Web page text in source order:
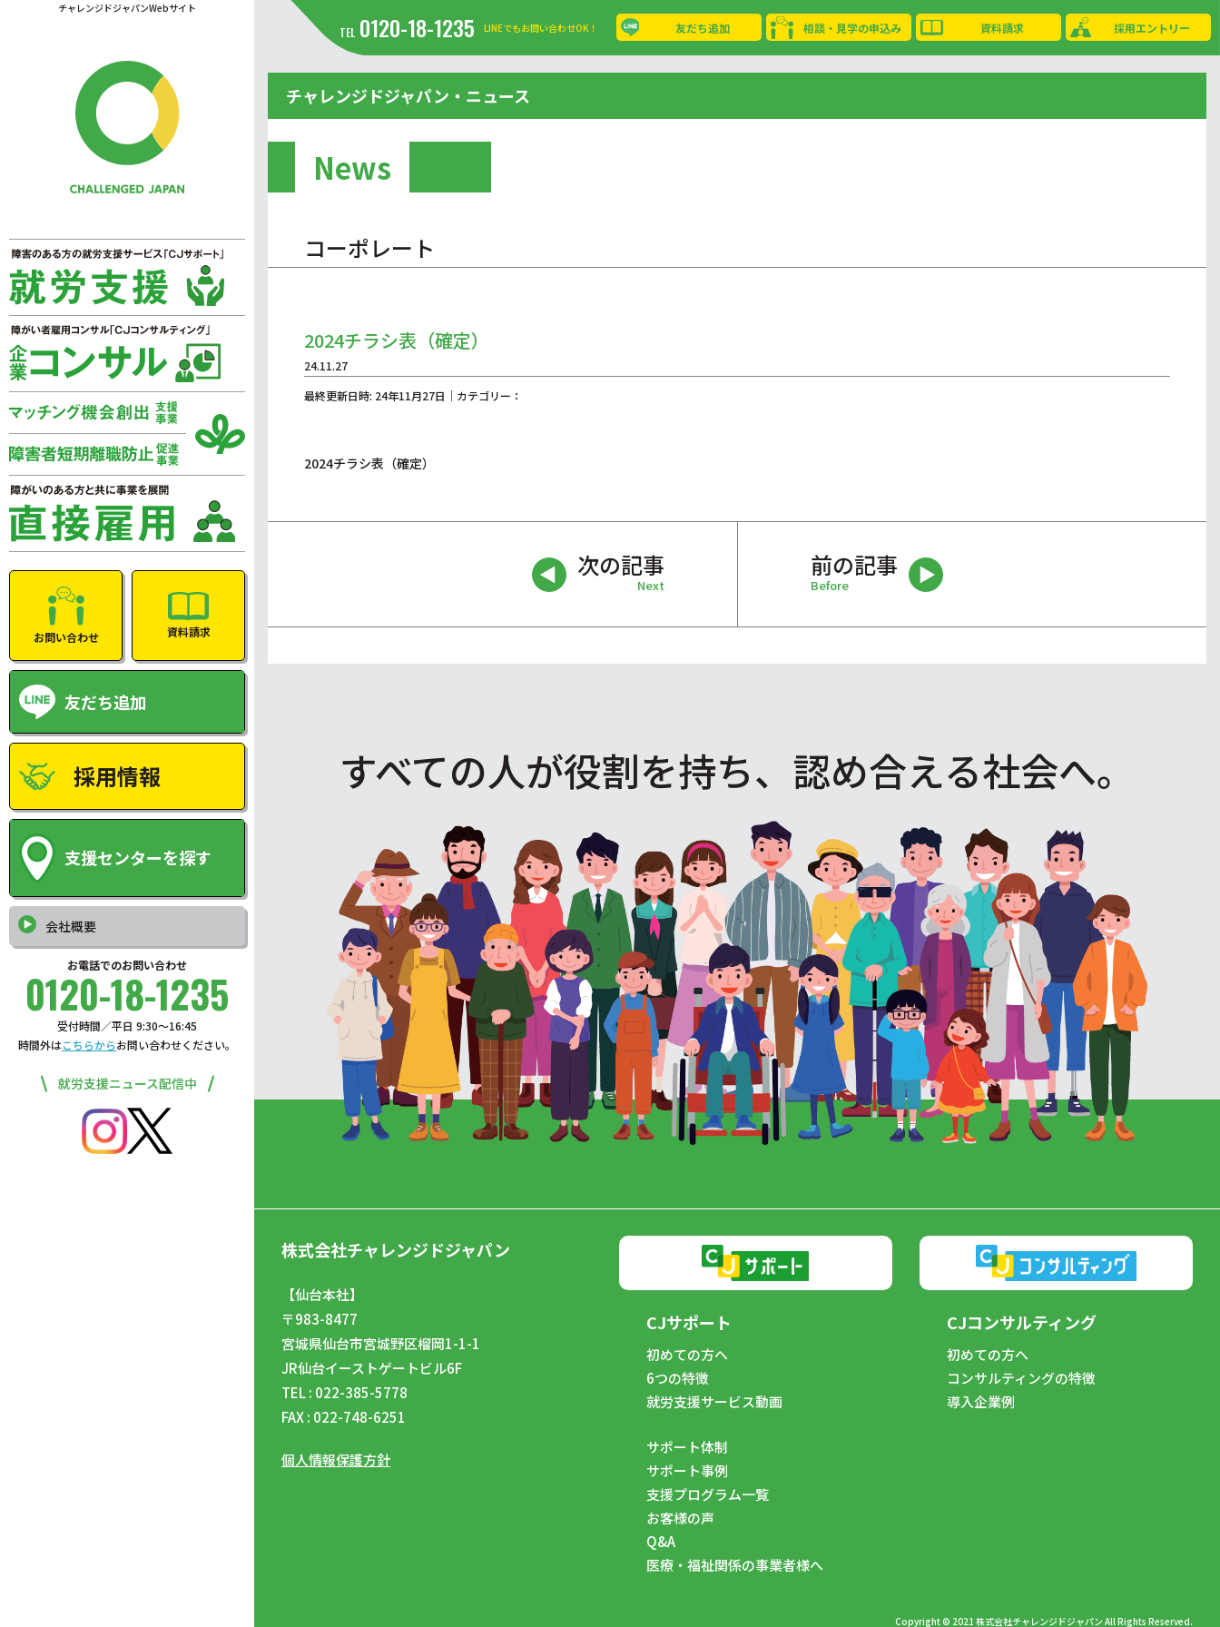
チャレンジドジャパンWebサイト
お問い合わせ 資料請求
友だち追加
採用情報
支援センターを探す
会社概要
お電話でのお問い合わせ
0120-18-1235
受付時間／平日 9:30〜16:45
時間外はこちらからお問い合わせください。
就労支援ニュース配信中
TEL 0120-18-1235 LINEでもお問い合わせOK！ 友だち追加 相談・見学の申込み 資料請求 採用エントリー
チャレンジドジャパン・ニュース
News
コーポレート
2024チラシ表（確定）
24.11.27
最終更新日時: 24年11月27日｜カテゴリー：
2024チラシ表（確定）
次の記事
Next
前の記事
Before
すべての人が役割を持ち、認め合える社会へ。
株式会社チャレンジドジャパン
【仙台本社】
〒983-8477
宮城県仙台市宮城野区榴岡1-1-1
JR仙台イーストゲートビル6F
TEL : 022-385-5778
FAX : 022-748-6251
個人情報保護方針
CJサポート
初めての方へ
6つの特徴
就労支援サービス動画
サポート体制
サポート事例
支援プログラム一覧
お客様の声
Q&A
医療・福祉関係の事業者様へ
CJコンサルティング
初めての方へ
コンサルティングの特徴
導入企業例
Copyright © 2021 株式会社チャレンジドジャパン All Rights Reserved.